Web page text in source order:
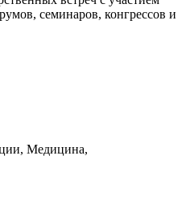
семинаров, конгрессов и
Медицина,